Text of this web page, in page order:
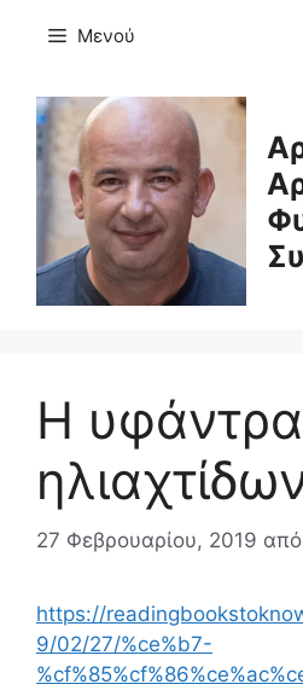
Μενού
Η
27 Φεβρουαρίου, 2019 από
https://
9/02/27/%ce%b7-